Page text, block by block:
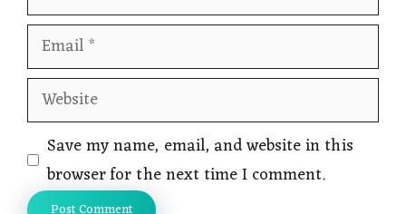
Email
Website
Save my name, email, and website in this
browser for the next time I comment.